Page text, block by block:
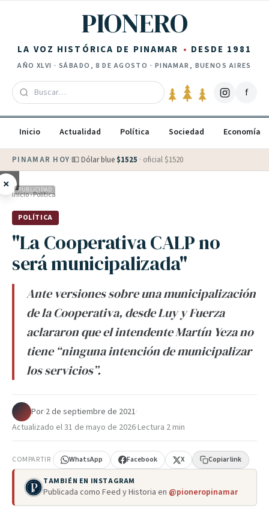
PIONERO
LA VOZ HISTÓRICA DE PINAMAR DESDE 1981
AÑO XLVI · SÁBADO, 8 DE AGOSTO · PINAMAR, BUENOS AIRES
f
Inicio Actualidad Política Sociedad Economía
PINAMAR HOY·💵 Dólar blue $1525 · oficial $1520
× PUBLICIDAD
Inicio›Política
POLÍTICA
"La Cooperativa CALP no
será municipalizada"
Ante versiones sobre una municipalización
de la Cooperativa, desde Luy y Fuerza
aclararon que el intendente Martín Yeza no
tiene “ninguna intención de municipalizar
los servicios”.
Por·2 de septiembre de 2021·
Actualizado el31 de mayo de 2026·Lectura 2 min
COMPARTIR WhatsApp Facebook X Copiar link
TAMBIÉN EN INSTAGRAM
Publicada como Feed y Historia en @pioneropinamar